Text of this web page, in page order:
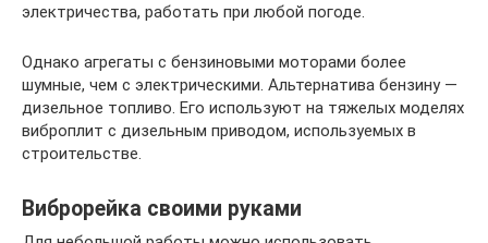
электричества, работать при любой погоде.
Однако агрегаты с бензиновыми моторами более
шумные, чем с электрическими. Альтернатива бензину —
дизельное топливо. Его используют на тяжелых моделях
виброплит с дизельным приводом, используемых в
строительстве.
Виброрейка своими руками